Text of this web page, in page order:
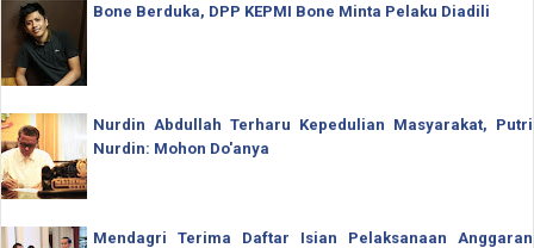
Bone Berduka, DPP KEPMI Bone Minta Pelaku Diadili
Nurdin Abdullah Terharu Kepedulian Masyarakat, Putri
Nurdin: Mohon Do'anya
Mendagri Terima Daftar Isian Pelaksanaan Anggaran